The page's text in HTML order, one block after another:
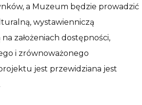
a Muzeum będzie prowadzić
wystawienniczą
założeniach dostępności,
i zrównoważonego
jest przewidziana jest